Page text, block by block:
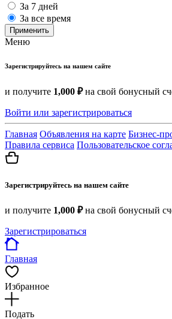
За 7 дней
За все время
Применить
Меню
Зарегистрируйтесь на нашем сайте
и получите 1,000 ₽на свой бонусный
Войти или зарегистрироваться
Главная Объявления на карте Бизнес-
Правила сервиса Пользовательское
Зарегистрируйтесь на нашем сайте
и получите 1,000 ₽на свой бонусный
Зарегистрироваться
Главная
Избранное
Подать